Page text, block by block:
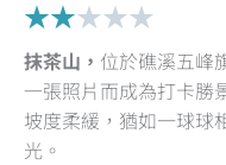
★★★★★
out
of
5
抹茶山， 位於礁溪五峰
一張照片而成為打卡勝
坡度柔緩，猶如一球球
光。